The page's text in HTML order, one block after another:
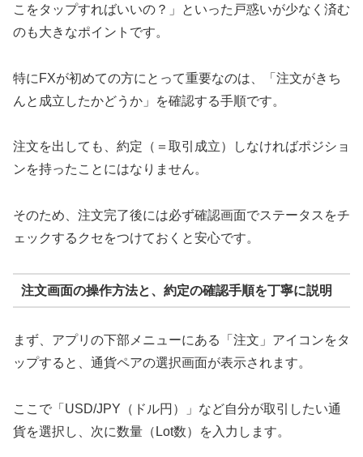
こをタップすればいいの？」といった戸惑いが少なく済む
のも大きなポイントです。
特にFXが初めての方にとって重要なのは、「注文がきち
んと成立したかどうか」を確認する手順です。
注文を出しても、約定（＝取引成立）しなければポジショ
ンを持ったことにはなりません。
そのため、注文完了後には必ず確認画面でステータスをチ
ェックするクセをつけておくと安心です。
注文画面の操作方法と、約定の確認手順を丁寧に説明
まず、アプリの下部メニューにある「注文」アイコンをタ
ップすると、通貨ペアの選択画面が表示されます。
ここで「USD/JPY（ドル円）」など自分が取引したい通
貨を選択し、次に数量（Lot数）を入力します。